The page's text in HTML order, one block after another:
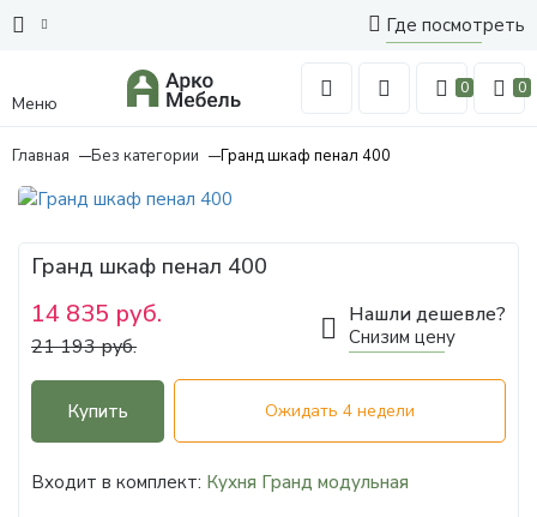
Где посмотреть
Меню
0 0
Главная Без категории Гранд шкаф пенал 400
Гранд шкаф пенал 400
14 835 руб.
21 193 руб.
Нашли дешевле?
Снизим цену
Купить Ожидать 4 недели
Входит в комплект: Кухня Гранд модульная